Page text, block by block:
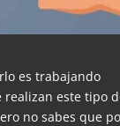
es trabajando
realizan este tipo
no sabes que